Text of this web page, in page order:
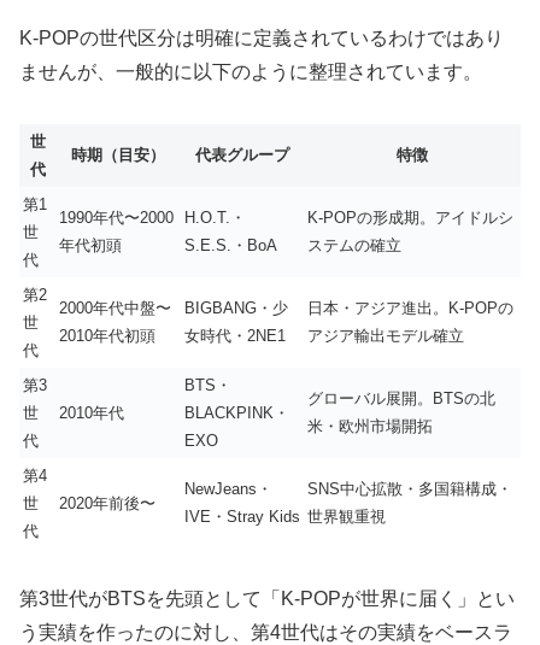
K-POPの世代区分は明確に定義されているわけではあり
ませんが、一般的に以下のように整理されています。
世
代
時期（目安） 代表グループ 特徴
第1
世
代
1990年代〜2000
年代初頭
H.O.T.・
S.E.S.・BoA
K-POPの形成期。アイドルシ
ステムの確立
第2
世
代
2000年代中盤〜
2010年代初頭
BIGBANG・少
女時代・2NE1
日本・アジア進出。K-POPの
アジア輸出モデル確立
第3
世
代
2010年代
BTS・
BLACKPINK・
EXO
グローバル展開。BTSの北
米・欧州市場開拓
第4
世
代
2020年前後〜
NewJeans・
IVE・Stray Kids
SNS中心拡散・多国籍構成・
世界観重視
第3世代がBTSを先頭として「K-POPが世界に届く」とい
う実績を作ったのに対し、第4世代はその実績をベースラ